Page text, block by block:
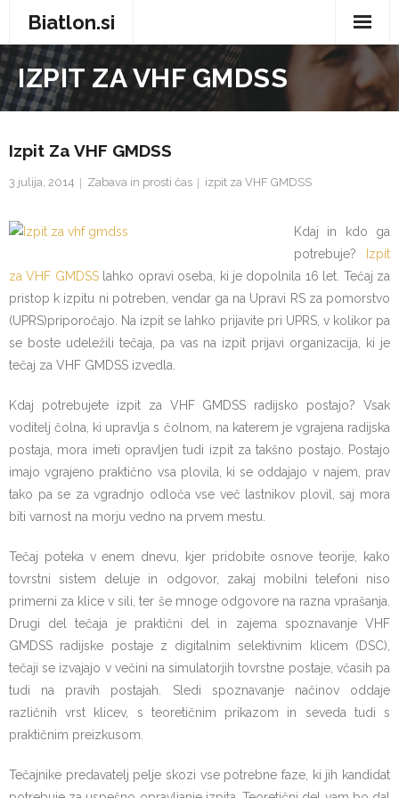
Biatlon.si
Domov
Zdravje in nega
Storitve
Trgovina
Vse za dom
Zabava in prosti čas
Avtomobilizem
Moda
IZPIT ZA VHF GMDSS
Izpit Za VHF GMDSS
3 julija, 2014 Zabava in prosti čas izpit za VHF GMDSS
Kdaj in kdo ga
potrebuje?
Izpit
za VHF GMDSSlahko opravi oseba, ki je dopolnila 16 let. Tečaj za
pristop k izpitu ni potreben, vendar ga na Upravi RS za pomorstvo
(UPRS)priporočajo. Na izpit se lahko prijavite pri UPRS, v kolikor pa
se boste udeležili tečaja, pa vas na izpit prijavi organizacija, ki je
tečaj za VHF GMDSS izvedla.
Kdaj potrebujete izpit za VHF GMDSS radijsko postajo? Vsak
voditelj čolna, ki upravlja s čolnom, na katerem je vgrajena radijska
postaja, mora imeti opravljen tudi izpit za takšno postajo. Postajo
imajo vgrajeno praktično vsa plovila, ki se oddajajo v najem, prav
tako pa se za vgradnjo odloča vse več lastnikov plovil, saj mora
biti varnost na morju vedno na prvem mestu.
Tečaj poteka v enem dnevu, kjer pridobite osnove teorije, kako
tovrstni sistem deluje in odgovor, zakaj mobilni telefoni niso
primerni za klice v sili, ter še mnoge odgovore na razna vprašanja.
Drugi del tečaja je praktični del in zajema spoznavanje VHF
GMDSS radijske postaje z digitalnim selektivnim klicem (DSC),
tečaji se izvajajo v večini na simulatorjih tovrstne postaje, včasih pa
tudi na pravih postajah. Sledi spoznavanje načinov oddaje
različnih vrst klicev, s teoretičnim prikazom in seveda tudi s
praktičnim preizkusom.
Tečajnike predavatelj pelje skozi vse potrebne faze, ki jih kandidat